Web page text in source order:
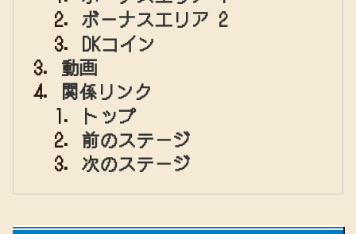
ボーナスエリア 2
DKコイン
動画
関係リンク
トップ
前のステージ
次のステージ